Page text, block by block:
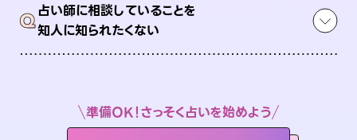
Q占い師に相談していることを
知人に知られたくない
準備OK！さっそく占いを始めよう